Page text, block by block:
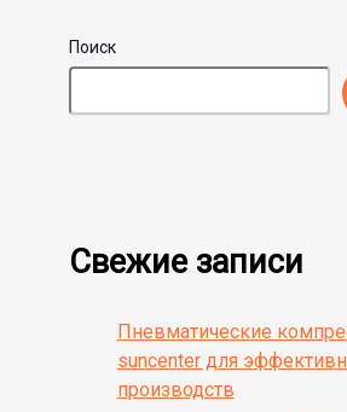
Поиск
Свежие записи
Пневматические
suncenter для
производств